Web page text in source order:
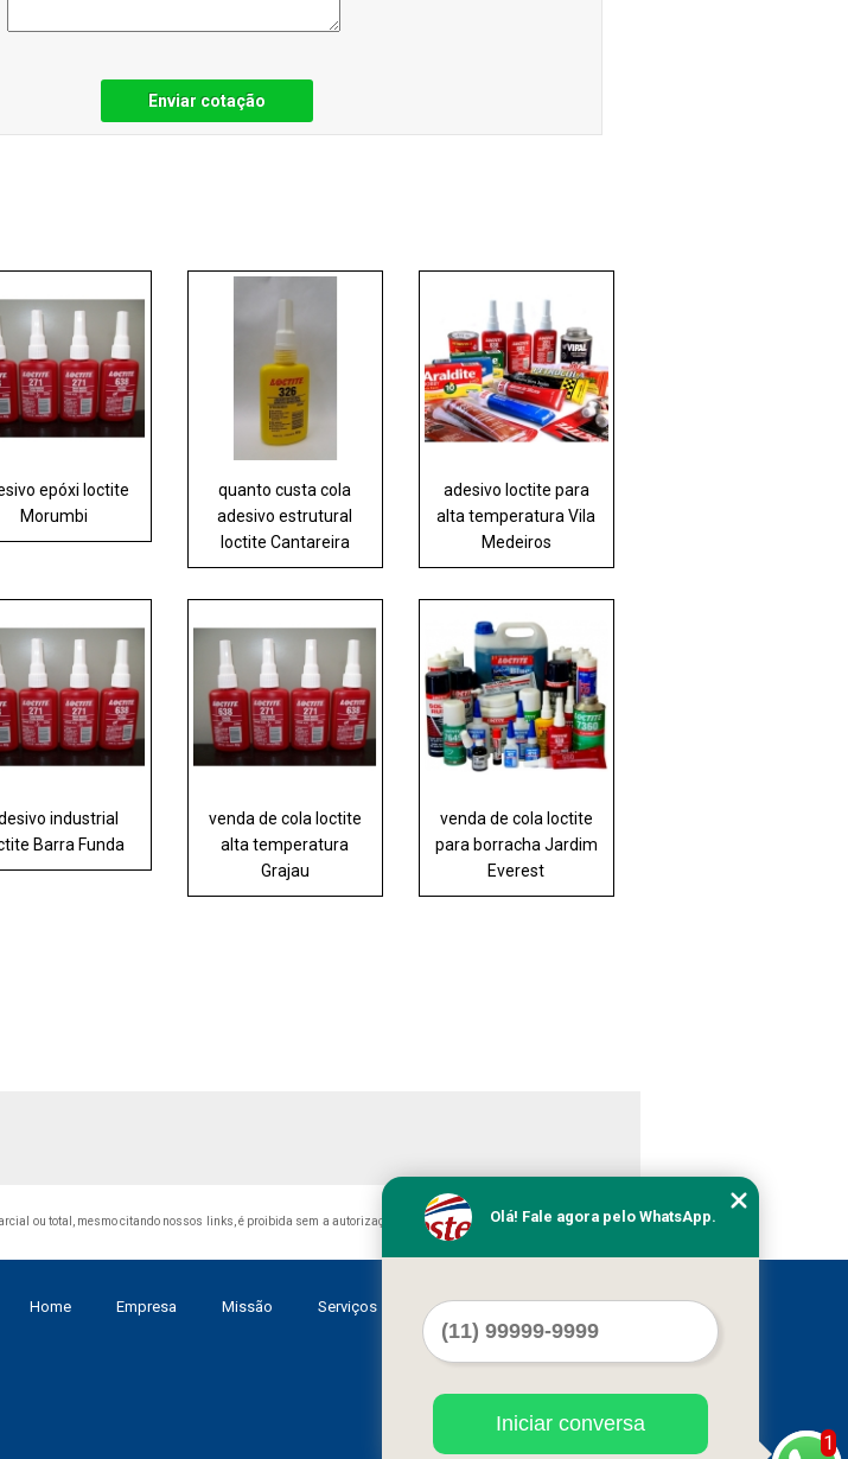
Enviar cotação
epóxi loctite
Morumbi
quanto custa cola
adesivo estrutural
loctite Cantareira
adesivo loctite para
alta temperatura Vila
Medeiros
industrial
Barra Funda
venda de cola loctite
alta temperatura
Grajau
venda de cola loctite
para borracha Jardim
Everest
ou total, mesmo citando nossos links, é proibida sem a autorização do autor. Crime de violação de direito autoral
Home Empresa Missão Serviços Contato Mapa do site
1
Olá! Fale agora pelo WhatsApp.
Iniciar conversa